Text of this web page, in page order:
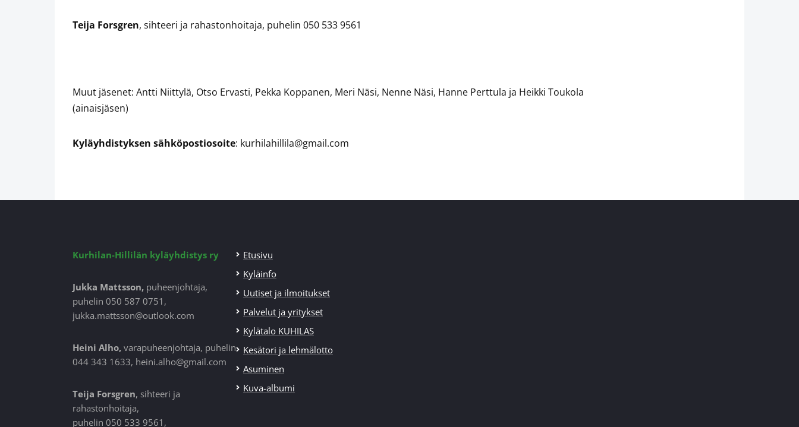
Teija Forsgren, sihteeri ja rahastonhoitaja, puhelin 050 533 9561
Muut jäsenet: Antti Niittylä, Otso Ervasti, Pekka Koppanen, Meri Näsi, Nenne Näsi, Hanne Perttula ja Heikki Toukola
(ainaisjäsen)
Kyläyhdistyksen sähköpostiosoite: kurhilahillila@gmail.com
Kurhilan-Hillilän kyläyhdistys ry
Jukka Mattsson, puheenjohtaja,
puhelin 050 587 0751,
jukka.mattsson@outlook.com
Heini Alho, varapuheenjohtaja, puhelin
044 343 1633, heini.alho@gmail.com
Teija Forsgren, sihteeri ja
rahastonhoitaja,
puhelin 050 533 9561,
Etusivu
Kyläinfo
Uutiset ja ilmoitukset
Palvelut ja yritykset
Kylätalo KUHILAS
Kesätori ja lehmälotto
Asuminen
Kuva-albumi